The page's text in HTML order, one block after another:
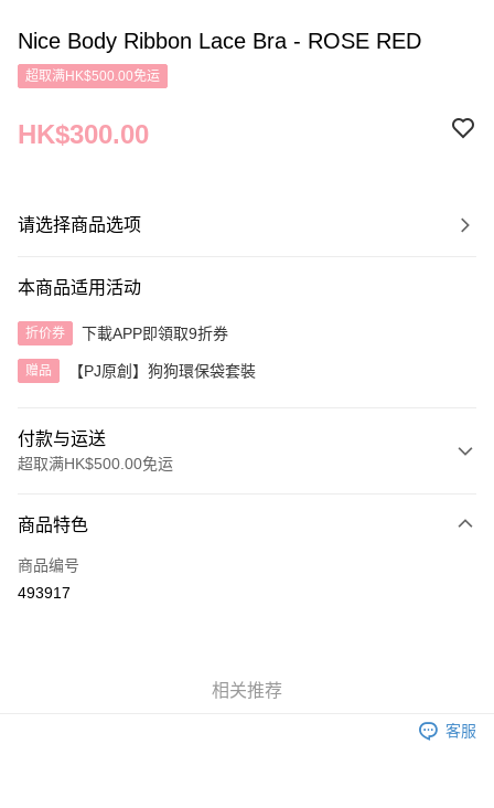
Nice Body Ribbon Lace Bra - ROSE RED
超取满HK$500.00免运
HK$300.00
请选择商品选项
本商品适用活动
折价券 下載APP即領取9折券
赠品 【PJ原創】狗狗環保袋套裝
付款与运送
超取满HK$500.00免运
信用卡
AlipayHK
每笔HK$40.00，满HK$500.00(含以上)免运费
商品特色
商品编号
493917
相关推荐
客服